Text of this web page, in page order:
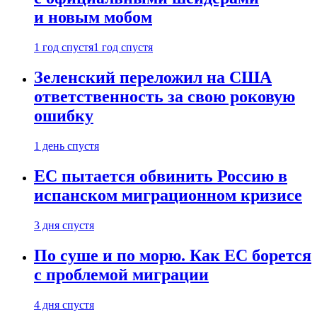
и новым мобом
1 год спустя1 год спустя
Зеленский переложил на США
ответственность за свою роковую
ошибку
1 день спустя
ЕС пытается обвинить Россию в
испанском миграционном кризисе
3 дня спустя
По суше и по морю. Как ЕС борется
с проблемой миграции
4 дня спустя